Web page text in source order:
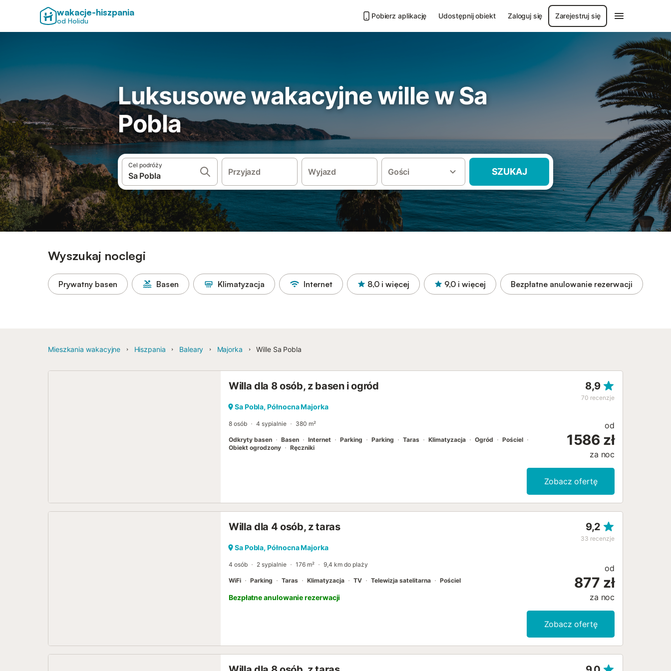
wakacje-hiszpania
od Holidu
Pobierz aplikację Udostępnij obiekt Zaloguj się Zarejestruj się
Luksusowe wakacyjne wille w Sa
Pobla
Cel podróży
Przyjazd Wyjazd Gości SZUKAJ
Wyszukaj noclegi
Prywatny basen Basen Klimatyzacja Internet 8,0 i więcej 9,0 i więcej Bezpłatne anulowanie rezerwacji
Mieszkania wakacyjne Hiszpania Baleary Majorka Wille Sa Pobla
Willa dla 8 osób, z basen i ogród 8,9
70 recenzje
Sa Pobla, Północna Majorka
8 osób 4 sypialnie 380 m²
Odkryty basen Basen Internet Parking Parking Taras Klimatyzacja Ogród
Pościel
Obiekt ogrodzony
Ręczniki
od
1586 zł
za noc
Zobacz ofertę
Willa dla 4 osób, z taras 9,2
33 recenzje
Sa Pobla, Północna Majorka
4 osób 2 sypialnie 176 m² 9,4 km do plaży
WiFi Parking Taras Klimatyzacja TV Telewizja satelitarna Pościel
Bezpłatne anulowanie rezerwacji
od
877 zł
za noc
Zobacz ofertę